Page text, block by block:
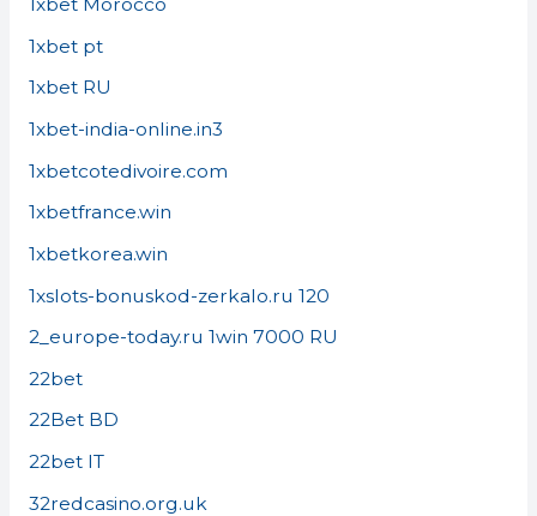
1xbet pt
1xbet RU
1xbet-india-online.in3
1xbetcotedivoire.com
1xbetfrance.win
1xbetkorea.win
1xslots-bonuskod-zerkalo.ru 120
2_europe-today.ru 1win 7000 RU
22bet
22Bet BD
22bet IT
32redcasino.org.uk